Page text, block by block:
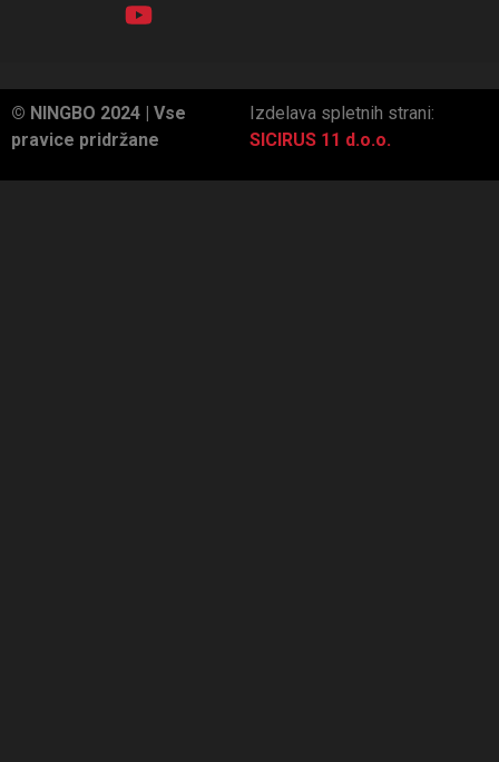
© NINGBO 2024 | Vse
pravice pridržane
Izdelava spletnih strani:
SICIRUS 11 d.o.o.